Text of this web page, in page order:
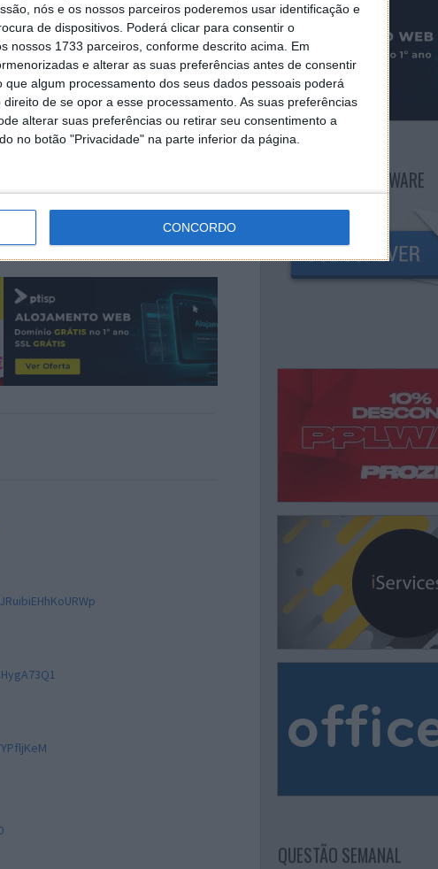
nós e os nossos parceiros poderemos usar identificação e
de dispositivos. Poderá clicar para consentir o
nossos 1733 parceiros, conforme descrito acima. Em
e alterar as suas preferências antes de consentir
que algum processamento dos seus dados pessoais poderá
de se opor a esse processamento. As suas preferências
alterar suas preferências ou retirar seu consentimento a
no botão "Privacidade" na parte inferior da página.
CONCORDO
PRÓXIMO ARTIGO
NEWSLETTER PPLWARE
QUESTÃO SEMANAL